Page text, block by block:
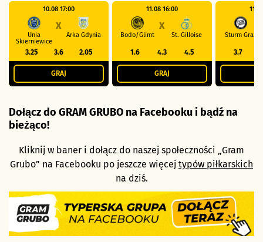
10.08 17:00
Unia
Skierniewice
X
Arka Gdynia
3.25 3.6 2.05
GRAJ
11.08 16:00
Bodo/Glimt
X
St. Gilloise
1.6 4.3 4.5
GRAJ
Sturm Graz
3.7
Dołącz do GRAM GRUBO na Facebooku i bądź na
bieżąco!
Kliknij w baner i dołącz do naszej społeczności „Gram
Grubo” na Facebooku po jeszcze więcej typów piłkarskich
na dziś.